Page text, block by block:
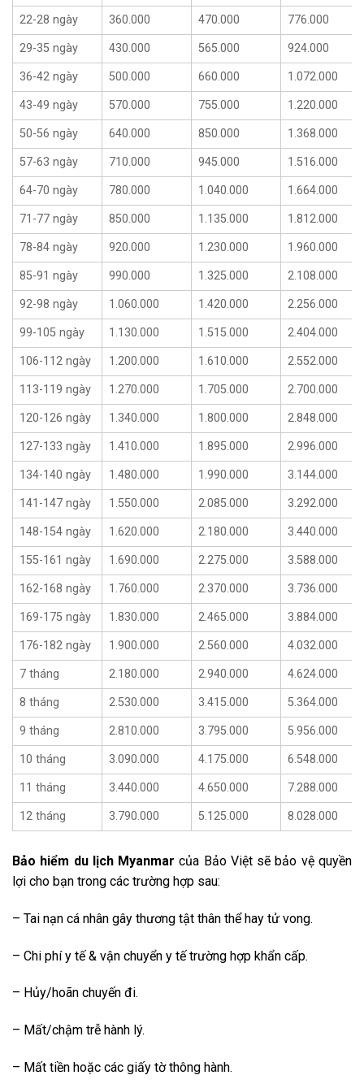
22-28 ngày 360.000 470.000 776.000
29-35 ngày 430.000 565.000 924.000
36-42 ngày 500.000 660.000 1.072.000
43-49 ngày 570.000 755.000 1.220.000
50-56 ngày 640.000 850.000 1.368.000
57-63 ngày 710.000 945.000 1.516.000
64-70 ngày 780.000 1.040.000 1.664.000
71-77 ngày 850.000 1.135.000 1.812.000
78-84 ngày 920.000 1.230.000 1.960.000
85-91 ngày 990.000 1.325.000 2.108.000
92-98 ngày 1.060.000 1.420.000 2.256.000
99-105 ngày 1.130.000 1.515.000 2.404.000
106-112 ngày 1.200.000 1.610.000 2.552.000
113-119 ngày 1.270.000 1.705.000 2.700.000
120-126 ngày 1.340.000 1.800.000 2.848.000
127-133 ngày 1.410.000 1.895.000 2.996.000
134-140 ngày 1.480.000 1.990.000 3.144.000
141-147 ngày 1.550.000 2.085.000 3.292.000
148-154 ngày 1.620.000 2.180.000 3.440.000
155-161 ngày 1.690.000 2.275.000 3.588.000
162-168 ngày 1.760.000 2.370.000 3.736.000
169-175 ngày 1.830.000 2.465.000 3.884.000
176-182 ngày 1.900.000 2.560.000 4.032.000
7 tháng 2.180.000 2.940.000 4.624.000
8 tháng 2.530.000 3.415.000 5.364.000
9 tháng 2.810.000 3.795.000 5.956.000
10 tháng 3.090.000 4.175.000 6.548.000
11 tháng 3.440.000 4.650.000 7.288.000
12 tháng 3.790.000 5.125.000 8.028.000
Bảo hiểm du lịch Myanmar của Bảo Việt sẽ bảo vệ quyền
lợi cho bạn trong các trường hợp sau:
– Tai nạn cá nhân gây thương tật thân thể hay tử vong.
– Chi phí y tế & vận chuyển y tế trường hợp khẩn cấp.
– Hủy/hoãn chuyến đi.
– Mất/chậm trễ hành lý.
– Mất tiền hoặc các giấy tờ thông hành.